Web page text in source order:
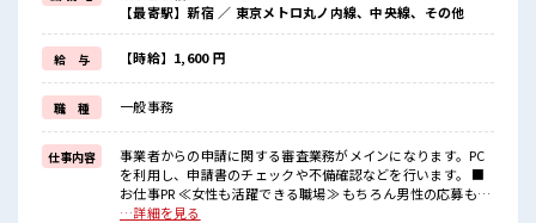
家族や友人と一緒にプライベート満喫！
≪未経験の方も大カンゲイ≫
新しいことにチャレンジするのは不安だけど、
しっかり働く環境が整っています！
イチからスキルUP・ステップUP目指していきましょう！
≪自分に向いている仕事が探せる≫
困った事などがあれば、
担当がしっかりサポートします！
■職場の雰囲気
女性が多めの職場です♪
【最寄駅】新宿 ／ 東京メトロ丸ノ内線、中央線、その他
給 与 【時給】1,600 円
職 種 一般事務
仕事内容
事業者からの申請に関する審査業務がメインになります。PC
を利用し、申請書のチェックや不備確認などを行います。 ■
お仕事PR ≪女性も活躍できる職場≫ もちろん男性の応募も歓
迎です！ ≪無理なく働ける≫ 場合によってはお願いすること
…詳細を見る